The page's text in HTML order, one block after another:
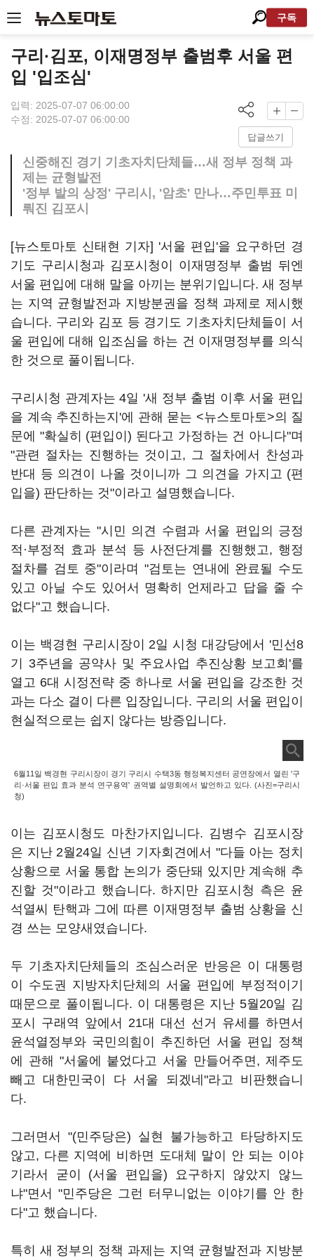
구독
구리·김포, 이재명정부 출범후 서울 편
입 '입조심'
입력: 2025-07-07 06:00:00
수정: 2025-07-07 06:00:00
답글쓰기
신중해진 경기 기초자치단체들…새 정부 정책 과
제는 균형발전
'정부 발의 상정' 구리시, '암초' 만나…주민투표 미
뤄진 김포시
[뉴스토마토 신태현 기자] '서울 편입'을 요구하던 경
기도 구리시청과 김포시청이 이재명정부 출범 뒤엔
서울 편입에 대해 말을 아끼는 분위기입니다. 새 정부
는 지역 균형발전과 지방분권을 정책 과제로 제시했
습니다. 구리와 김포 등 경기도 기초자치단체들이 서
울 편입에 대해 입조심을 하는 건 이재명정부를 의식
한 것으로 풀이됩니다.
구리시청 관계자는 4일 '새 정부 출범 이후 서울 편입
을 계속 추진하는지'에 관해 묻는 <뉴스토마토>의 질
문에 "확실히 (편입이) 된다고 가정하는 건 아니다"며
"관련 절차는 진행하는 것이고, 그 절차에서 찬성과
반대 등 의견이 나올 것이니까 그 의견을 가지고 (편
입을) 판단하는 것"이라고 설명했습니다.
다른 관계자는 "시민 의견 수렴과 서울 편입의 긍정
적·부정적 효과 분석 등 사전단계를 진행했고, 행정
절차를 검토 중"이라며 "검토는 연내에 완료될 수도
있고 아닐 수도 있어서 명확히 언제라고 답을 줄 수
없다"고 했습니다.
이는 백경현 구리시장이 2일 시청 대강당에서 '민선8
기 3주년을 공약사 및 주요사업 추진상황 보고회'를
열고 6대 시정전략 중 하나로 서울 편입을 강조한 것
과는 다소 결이 다른 입장입니다. 구리의 서울 편입이
현실적으로는 쉽지 않다는 방증입니다.
6월11일 백경현 구리시장이 경기 구리시 수택3동 행정복지센터 공연장에서 열린 '구
리·서울 편입 효과 분석 연구용역' 권역별 설명회에서 발언하고 있다. (사진=구리시
청)
이는 김포시청도 마찬가지입니다. 김병수 김포시장
은 지난 2월24일 신년 기자회견에서 "다들 아는 정치
상황으로 서울 통합 논의가 중단돼 있지만 계속해 추
진할 것"이라고 했습니다. 하지만 김포시청 측은 윤
석열씨 탄핵과 그에 따른 이재명정부 출범 상황을 신
경 쓰는 모양새였습니다.
두 기초자치단체들의 조심스러운 반응은 이 대통령
이 수도권 지방자치단체의 서울 편입에 부정적이기
때문으로 풀이됩니다. 이 대통령은 지난 5월20일 김
포시 구래역 앞에서 21대 대선 선거 유세를 하면서
윤석열정부와 국민의힘이 추진하던 서울 편입 정책
에 관해 "서울에 붙었다고 서울 만들어주면, 제주도
빼고 대한민국이 다 서울 되겠네"라고 비판했습니
다.
그러면서 "(민주당은) 실현 불가능하고 타당하지도
않고, 다른 지역에 비하면 도대체 말이 안 되는 이야
기라서 굳이 (서울 편입을) 요구하지 않았지 않느
냐"면서 "민주당은 그런 터무니없는 이야기를 안 한
다"고 했습니다.
특히 새 정부의 정책 과제는 지역 균형발전과 지방분